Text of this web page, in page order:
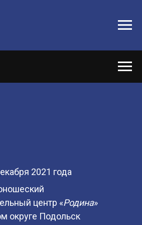
центр «Родина»
округе Подольск
2021 года